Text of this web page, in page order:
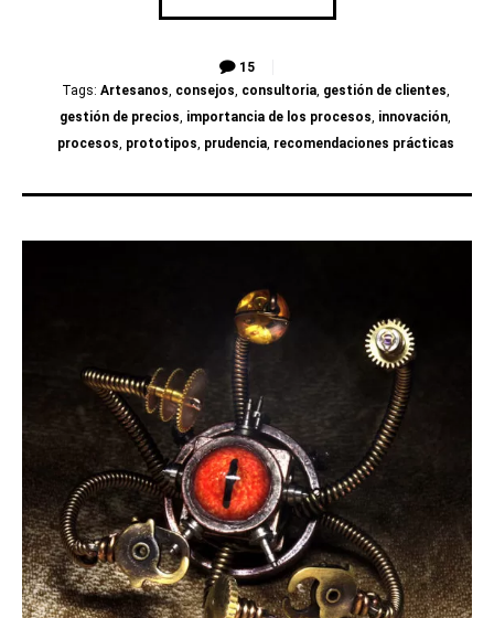
15
Tags: Artesanos, consejos, consultoria, gestión de clientes,
gestión de precios, importancia de los procesos, innovación,
procesos, prototipos, prudencia, recomendaciones prácticas